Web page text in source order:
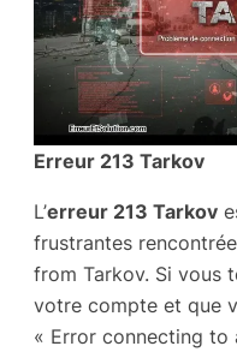
Erreur 213 Tarkov
L’erreur 213 Tarkov
frustrantes
from Tarkov. Si vous
votre compte et que
« Error connecting to